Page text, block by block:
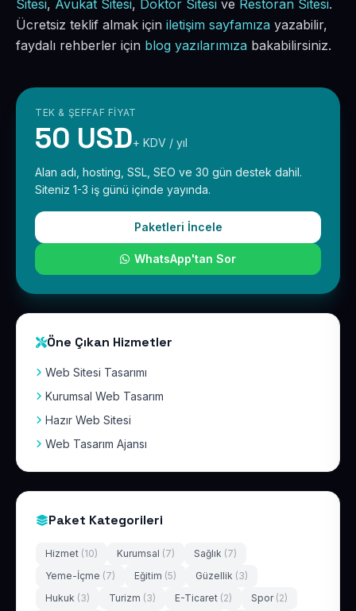
Sitesi, Avukat Sitesi, Doktor Sitesi ve Restoran Sitesi.
Ücretsiz teklif almak için iletişim sayfamıza yazabilir,
faydalı rehberler için blog yazılarımıza bakabilirsiniz.
TEK & ŞEFFAF FIYAT
50 USD+ KDV / yıl
Alan adı, hosting, SSL, SEO ve 30 gün destek dahil.
Siteniz 1-3 iş günü içinde yayında.
Paketleri İncele
WhatsApp'tan Sor
Öne Çıkan Hizmetler
Web Sitesi Tasarımı
Kurumsal Web Tasarım
Hazır Web Sitesi
Web Tasarım Ajansı
Paket Kategorileri
Hizmet (10) Kurumsal (7) Sağlık (7)
Yeme-İçme (7) Eğitim (5) Güzellik (3)
Hukuk (3) Turizm (3) E-Ticaret (2) Spor (2)